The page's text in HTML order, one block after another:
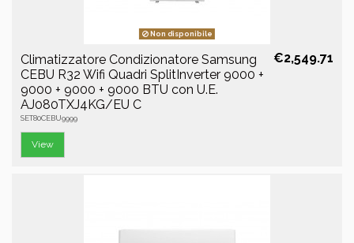
Non disponibile
Climatizzatore Condizionatore Samsung
CEBU R32 Wifi Quadri SplitInverter 9000 +
9000 + 9000 + 9000 BTU con U.E.
AJ080TXJ4KG/EU C
SET80CEBU9999
€2,549.71
View